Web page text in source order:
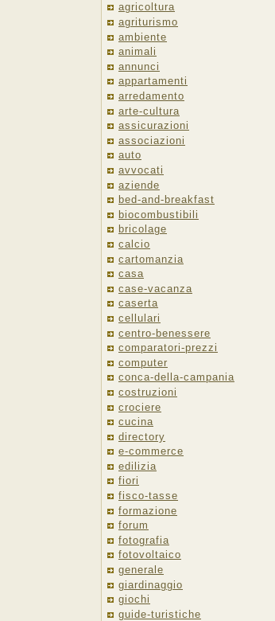
agricoltura
agriturismo
ambiente
animali
annunci
appartamenti
arredamento
arte-cultura
assicurazioni
associazioni
auto
avvocati
aziende
bed-and-breakfast
biocombustibili
bricolage
calcio
cartomanzia
casa
case-vacanza
caserta
cellulari
centro-benessere
comparatori-prezzi
computer
conca-della-campania
costruzioni
crociere
cucina
directory
e-commerce
edilizia
fiori
fisco-tasse
formazione
forum
fotografia
fotovoltaico
generale
giardinaggio
giochi
guide-turistiche